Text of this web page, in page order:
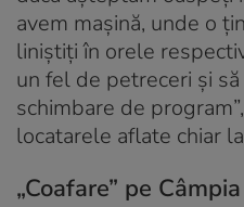
avem mașină, unde o
liniștiți în orele
un fel de petreceri și
schimbare de
locatarele aflate chiar
„Coafare” pe